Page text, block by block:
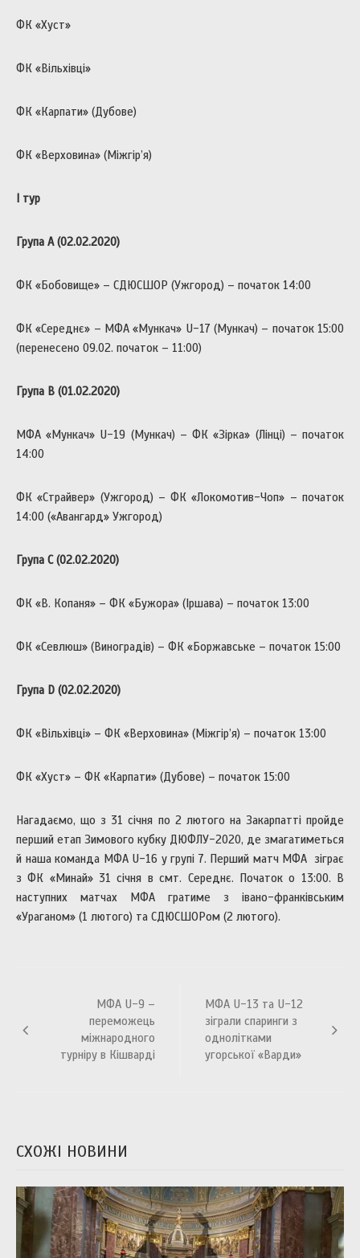
ФК «Хуст»
ФК «Вільхівці»
ФК «Карпати» (Дубове)
ФК «Верховина» (Міжгір’я)
І тур
Група А (02.02.2020)
ФК «Бобовище» – СДЮСШОР (Ужгород) – початок 14:00
ФК «Середнє» – МФА «Мункач» U-17 (Мункач) – початок 15:00
(перенесено 09.02. початок – 11:00)
Група В (01.02.2020)
МФА «Мункач» U-19 (Мункач) – ФК «Зірка» (Лінці) – початок
14:00
ФК «Страйвер» (Ужгород) – ФК «Локомотив-Чоп» – початок
14:00 («Авангард» Ужгород)
Група С (02.02.2020)
ФК «В. Копаня» – ФК «Бужора» (Іршава) – початок 13:00
ФК «Севлюш» (Виноградів) – ФК «Боржавське – початок 15:00
Група D (02.02.2020)
ФК «Вільхівці» – ФК «Верховина» (Міжгір’я) – початок 13:00
ФК «Хуст» – ФК «Карпати» (Дубове) – початок 15:00
Нагадаємо, що з 31 січня по 2 лютого на Закарпатті пройде
перший етап Зимового кубку ДЮФЛУ-2020, де змагатиметься
й наша команда МФА U-16 у групі 7. Перший матч МФА зіграє
з ФК «Минай» 31 січня в смт. Середнє. Початок о 13:00. В
наступних матчах МФА гратиме з івано-франківським
«Ураганом» (1 лютого) та СДЮСШОРом (2 лютого).
записівМФА U-9 –
переможець
міжнародного
турніру в Кішварді
МФА U-13 та U-12
зіграли спаринги з
однолітками
угорської «Варди»
СХОЖІ НОВИНИ